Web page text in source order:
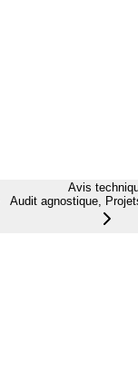
Avis
Audit agnostique,